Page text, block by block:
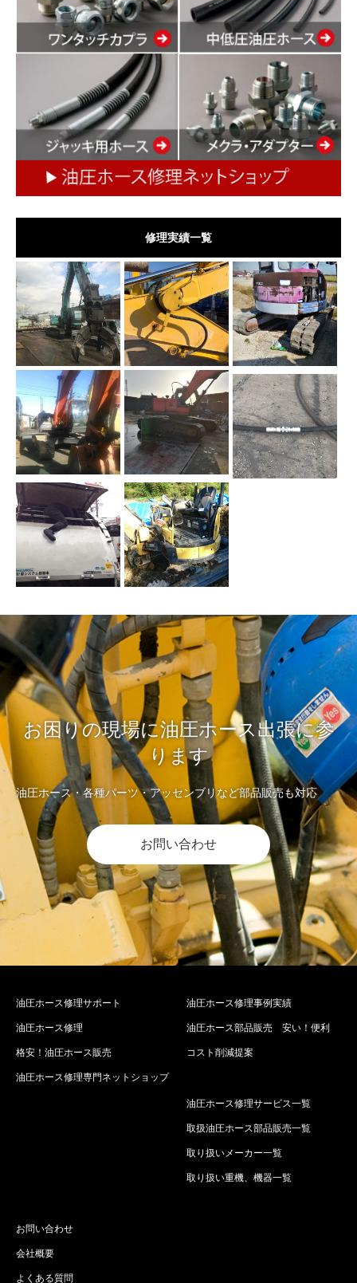
修理実績一覧
お困りの現場に油圧ホース出張に参
ります
油圧ホース・各種パーツ・アッセンブリなど部品販売も対応
お問い合わせ
油圧ホース修理サポート
油圧ホース修理
格安！油圧ホース販売
油圧ホース修理専門ネットショップ
油圧ホース修理事例実績
油圧ホース部品販売 安い！便利
コスト削減提案
油圧ホース修理サービス一覧
取扱油圧ホース部品販売一覧
取り扱いメーカー一覧
取り扱い重機、機器一覧
お問い合わせ
会社概要
よくある質問